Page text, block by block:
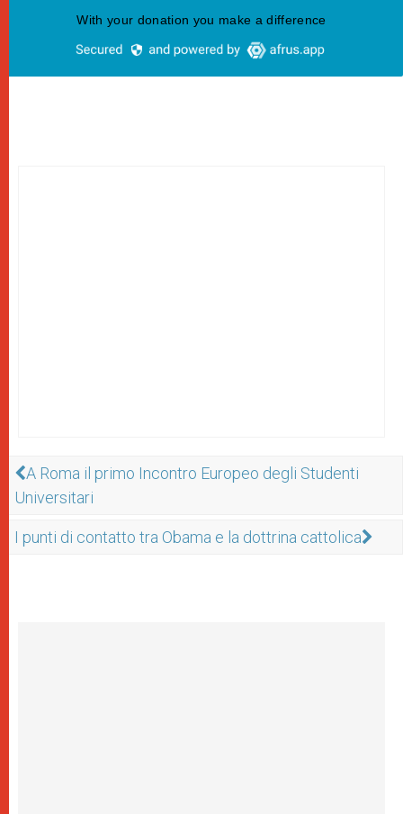
A Roma il primo Incontro Europeo degli Studenti
Universitari
I punti di contatto tra Obama e la dottrina cattolica